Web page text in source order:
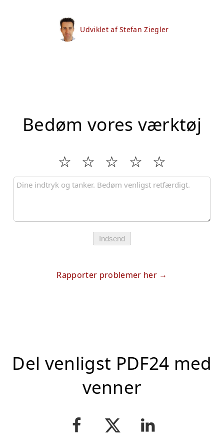
Udviklet af Stefan Ziegler
Bedøm vores værktøj
Indsend
Rapporter problemer her
Del venligst PDF24 med
venner